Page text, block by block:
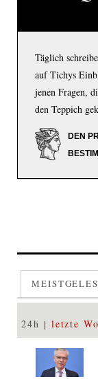
Täglich
auf Tichys
jenen Fragen,
den Teppich
DEN
24h letzte